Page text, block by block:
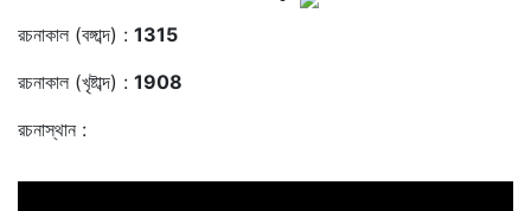
রচনাকাল (বঙ্গাব্দ) : 1315
রচনাকাল (খৃষ্টাব্দ) : 1908
রচনাস্থান :